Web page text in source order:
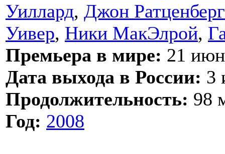
Уиллард, Джон
Уивер, Ники МакЭлрой,
Премьера в мире: 21
Дата выхода в России: 3
Продолжительность: 98
Год: 2008